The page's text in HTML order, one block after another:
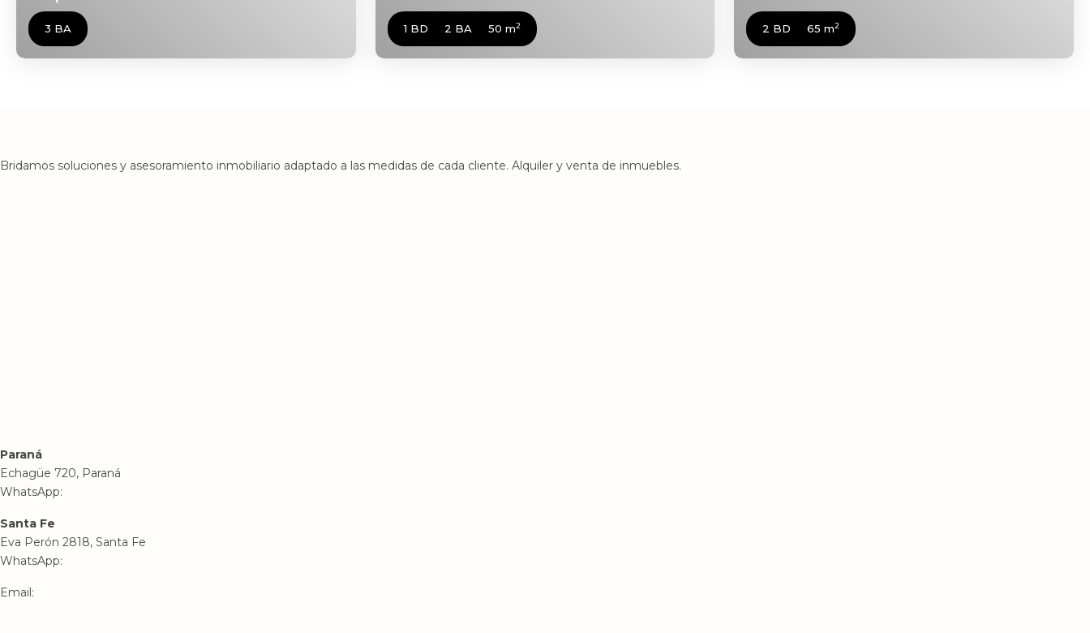
3 BA 1 BD 2 BA 50 m2 2 BD 65 m2
Bridamos soluciones y asesoramiento inmobiliario adaptado a las medidas de cada cliente. Alquiler y venta de inmuebles.
Paraná
Echagüe 720, Paraná
WhatsApp:
Santa Fe
Eva Perón 2818, Santa Fe
WhatsApp:
Email: